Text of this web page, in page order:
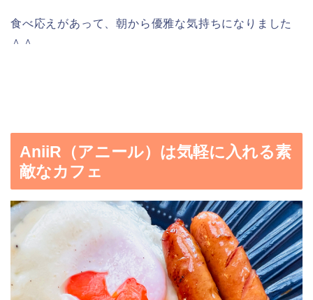
食べ応えがあって、朝から優雅な気持ちになりました
＾＾
AniiR（アニール）は気軽に入れる素
敵なカフェ